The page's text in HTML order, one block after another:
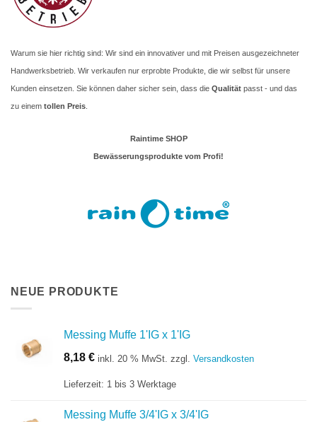
Warum sie hier richtig sind: Wir sind ein innovativer und mit Preisen ausgezeichneter
Handwerksbetrieb. Wir verkaufen nur erprobte Produkte, die wir selbst für unsere
Kunden einsetzen. Sie können daher sicher sein, dass die Qualität passt - und das
zu einem tollen Preis
Raintime SHOP
Bewässerungsprodukte vom Profi!
NEUE PRODUKTE
Messing Muffe 1'IG x 1'IG
8,18 € inkl. 20 % MwSt. zzgl. Versandkosten
Lieferzeit: 1 bis 3 Werktage
Messing Muffe 3/4'IG x 3/4'IG